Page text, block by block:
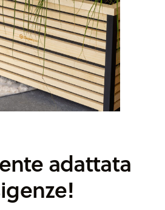
adattata